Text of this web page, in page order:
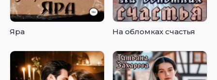
Яра На обломках счастья